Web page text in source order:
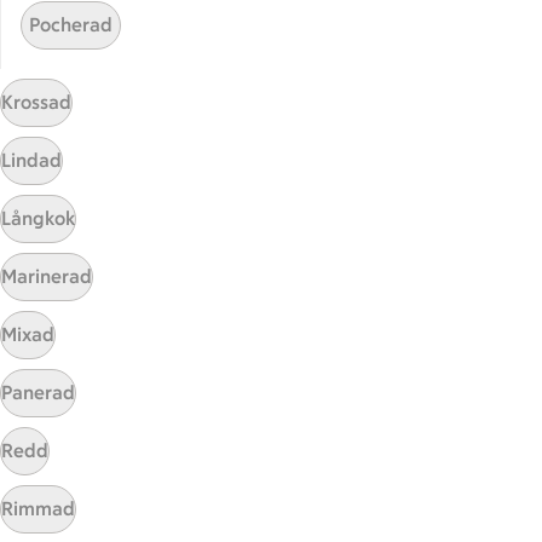
ICA
ICAs egna varor
ICA Gruppen
ICA Nära
ICA Supermarket
ICA Kvantum
ICA Maxi
Utvalda leverantörer
Annonsera
Jobba på ICA
Hållbarhet
ICA Stiftelsen
En god morgondag
Pocherad
Krossad
Lindad
Långkok
Marinerad
Mixad
Panerad
Redd
Rimmad